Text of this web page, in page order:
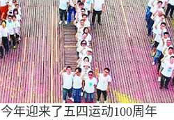
今年迎来了五四运动100周年